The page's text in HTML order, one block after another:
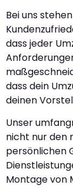
Bei uns
dass jeder
dass dein
deinen
Unser
nicht nur den
persönlichen
Montage von